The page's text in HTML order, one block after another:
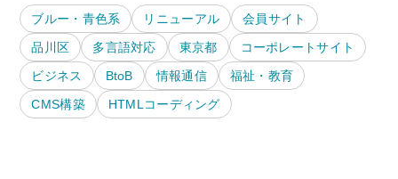
ブルー・青色系 リニューアル
会員サイト
品川区
多言語対応 東京都
コーポレートサイト
ビジネス
BtoB 情報通信
福祉・教育
CMS構築
HTMLコーディング